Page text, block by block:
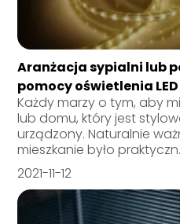
Aranżacja sypialni lub
pomocy oświetlenia LED
Każdy marzy o tym, aby
lub domu, który jest
urządzony. Naturalnie
mieszkanie było
2021-11-12